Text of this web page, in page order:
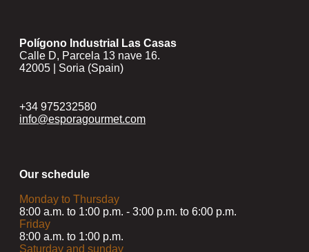
Polígono Industrial Las Casas
Calle D, Parcela 13 nave 16.
42005 | Soria (Spain)
+34 975232580
info@esporagourmet.com
Our schedule
Monday to Thursday
8:00 a.m. to 1:00 p.m. - 3:00 p.m. to 6:00 p.m.
Friday
8:00 a.m. to 1:00 p.m.
Saturday and sunday